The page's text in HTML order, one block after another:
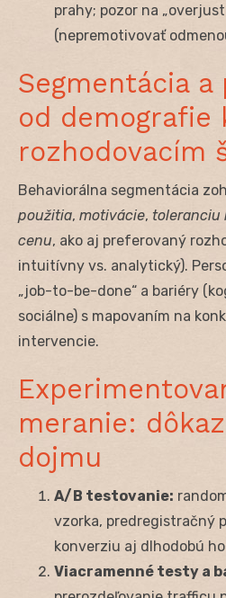
prahy; pozor na
(nepremotivovať
Segmentácia a
od demografie
rozhodovacím
Behaviorálna segmentácia
použitia, motivácie, toleranciu
cenu, ako aj preferovaný
intuitívny vs. analytický).
„job-to-be-done“ a bariéry
sociálne) s mapovaním na
intervencie.
meranie:
dojmu
A/B testovanie:
vzorka, predregistračný
konverziu aj dlhodobú
Viacramenné testy a